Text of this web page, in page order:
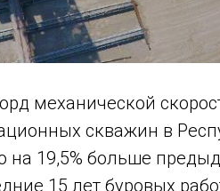
механической
скважин в
на 19,5% больше
15 лет буровых